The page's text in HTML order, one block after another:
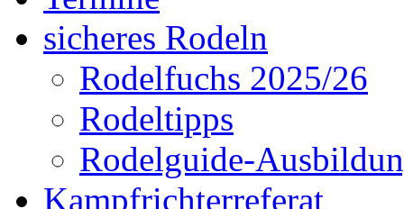
sicheres Rodeln
Rodelfuchs 2025/26
Rodeltipps
Rodelguide-
Kampfrichterreferat